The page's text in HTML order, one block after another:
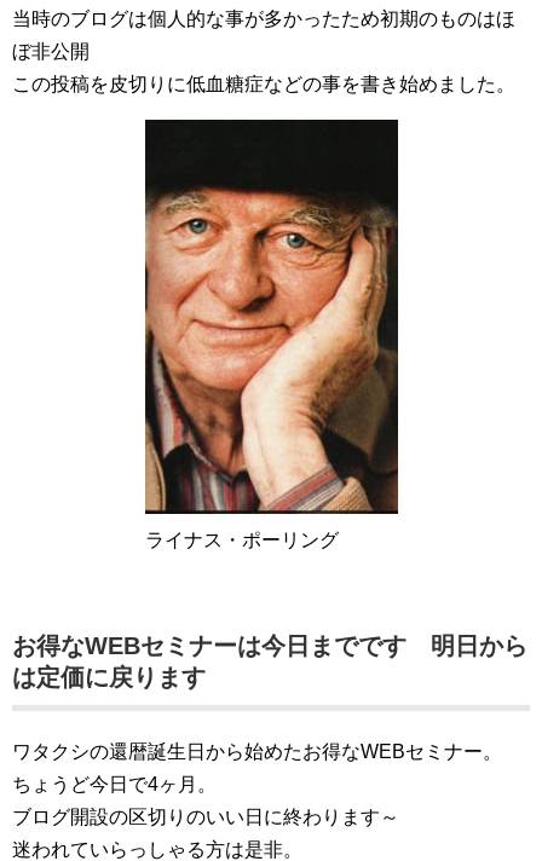
当時のブログは個人的な事が多かったため初期のものはほ
ぼ非公開
この投稿を皮切りに低血糖症などの事を書き始めました。
ライナス・ポーリング
お得なWEBセミナーは今日までです 明日から
は定価に戻ります
ワタクシの還暦誕生日から始めたお得なWEBセミナー。
ちょうど今日で4ヶ月。
ブログ開設の区切りのいい日に終わります～
迷われていらっしゃる方は是非。